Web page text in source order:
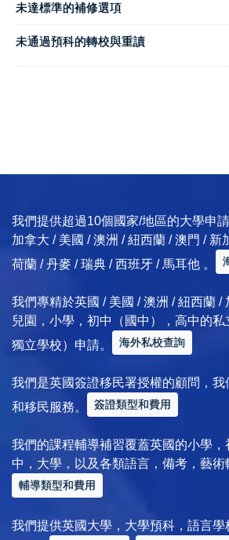
未達標準的補修選項
未通過預科的轉校與重讀
我們提供超過10個國家/地區的大學申
加拿大 / 美國 / 澳洲 / 紐西蘭 / 澳門 / 新
荷蘭 / 丹麥 / 瑞典 / 西班牙 / 馬耳他 。
我們專精於英國 / 美國 / 澳洲 / 紐西蘭 /
兒園，小學，初中（國中），高中的
獨立學校）申請。
海外私校查詢
我們是英國簽證移民署授權的顧問，
和移民服務。
簽證類型和費用
我們的課程輔導補習覆蓋英國的小學，
中，大學，以及各類語言，備考，藝術
輔導類型和費用
我們提供英國大學，大學預科，語言